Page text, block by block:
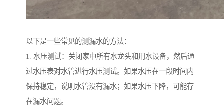
以下是一些常见的测漏水的方法：
1. 水压测试：关闭家中所有水龙头和用水设备，然后通
过水压表对水管进行水压测试。如果水压在一段时间内
保持稳定，说明水管没有漏水；如果水压下降，可能存
在漏水问题。